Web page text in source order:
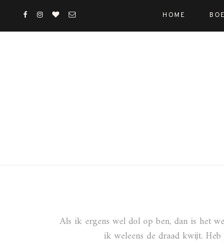
HOME
Als ik ergens wel dol op ben, dan is het
ik weleens de draad kwijt.